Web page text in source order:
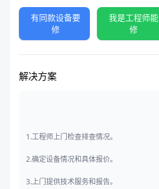
有同款设备要
修
我是工程师能
修
解决方案
1.工程师上门检查排查情况。
2.确定设备情况和具体报价。
3.上门提供技术服务和报告。